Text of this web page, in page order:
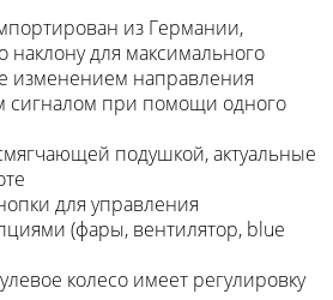
из Германии,
наклону для максимального
изменением направления
сигналом при помощи одного
подушкой, актуальные
для управления
(фары, вентилятор, blue
колесо имеет регулировку